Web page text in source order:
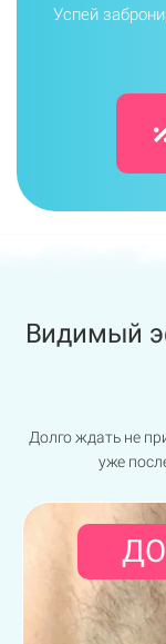
Успей
Видимый
Долго ждать не
уже
ДО